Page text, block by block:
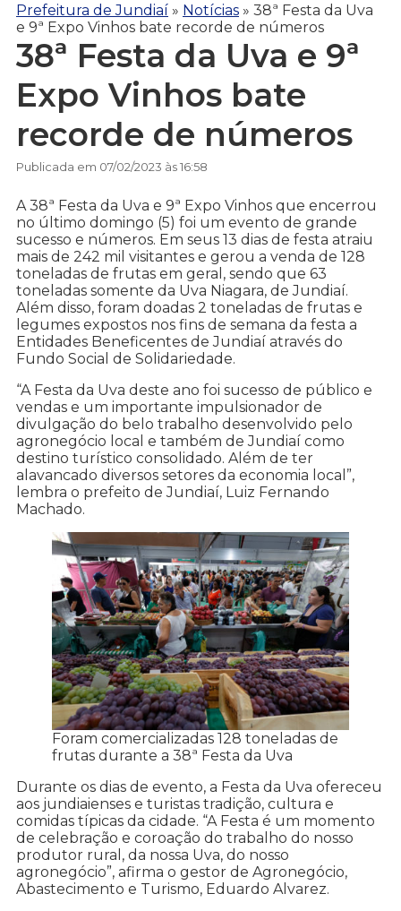
Prefeitura de Jundiaí » Notícias » 38ª Festa da Uva
e 9ª Expo Vinhos bate recorde de números
38ª Festa da Uva e 9ª
Expo Vinhos bate
recorde de números
Publicada em 07/02/2023 às 16:58
A 38ª Festa da Uva e 9ª Expo Vinhos que encerrou
no último domingo (5) foi um evento de grande
sucesso e números. Em seus 13 dias de festa atraiu
mais de 242 mil visitantes e gerou a venda de 128
toneladas de frutas em geral, sendo que 63
toneladas somente da Uva Niagara, de Jundiaí.
Além disso, foram doadas 2 toneladas de frutas e
legumes expostos nos fins de semana da festa a
Entidades Beneficentes de Jundiaí através do
Fundo Social de Solidariedade.
“A Festa da Uva deste ano foi sucesso de público e
vendas e um importante impulsionador de
divulgação do belo trabalho desenvolvido pelo
agronegócio local e também de Jundiaí como
destino turístico consolidado. Além de ter
alavancado diversos setores da economia local”,
lembra o prefeito de Jundiaí, Luiz Fernando
Machado.
Foram comercializadas 128 toneladas de
frutas durante a 38ª Festa da Uva
Durante os dias de evento, a Festa da Uva ofereceu
aos jundiaienses e turistas tradição, cultura e
comidas típicas da cidade. “A Festa é um momento
de celebração e coroação do trabalho do nosso
produtor rural, da nossa Uva, do nosso
agronegócio”, afirma o gestor de Agronegócio,
Abastecimento e Turismo, Eduardo Alvarez.